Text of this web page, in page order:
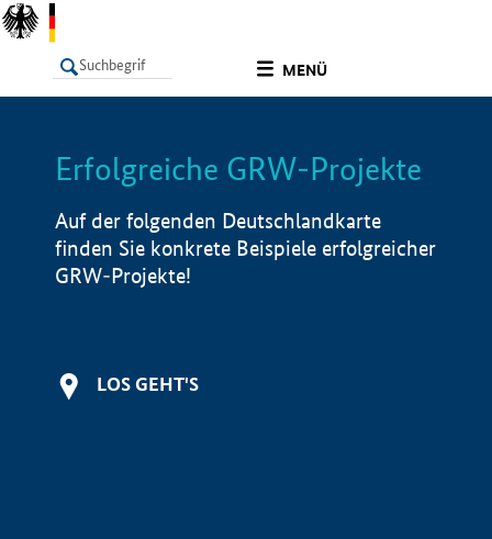
MENÜ
LISTE Info
Erfolgreiche GRW-Projekte
Auf der folgenden Deutschlandkarte
finden Sie konkrete Beispiele erfolgreicher
GRW-Projekte!
LOS GEHT'S